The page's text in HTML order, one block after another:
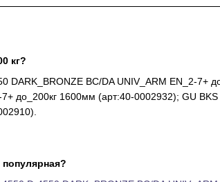
кг?
BC/DA UNIV_ARM EN_2-7+
до_200кг 1600мм (арт:40-0002932); GU